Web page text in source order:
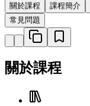
關於課程 課程簡介
常見問題
關於課程